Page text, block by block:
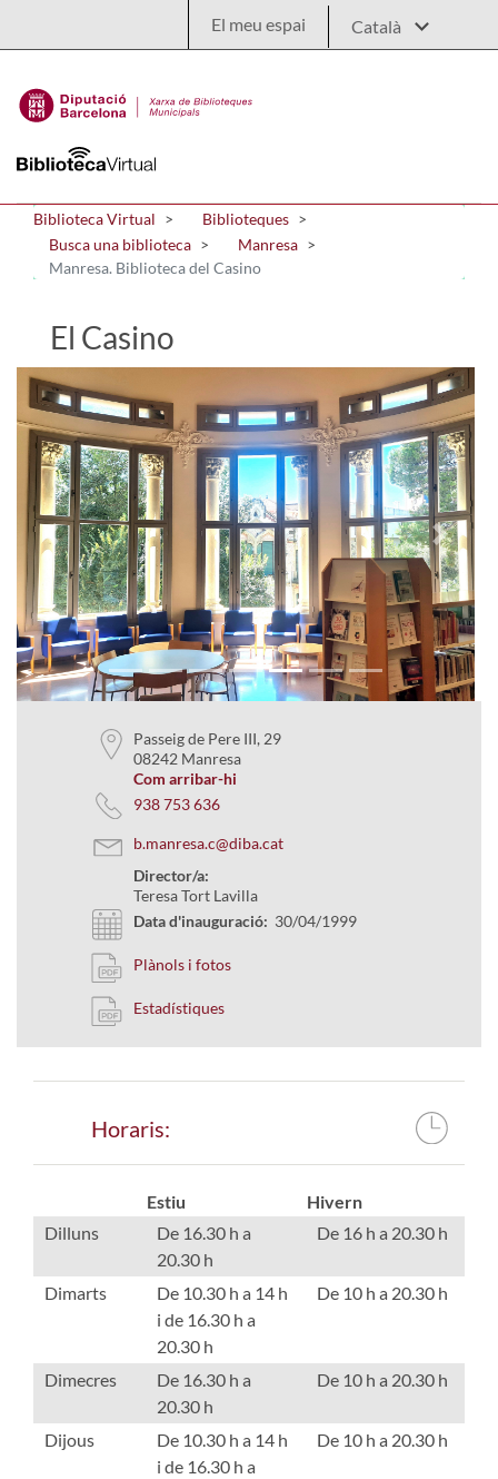
El meu espai
Biblioteca Virtual
Biblioteques
Busca una biblioteca
Manresa
Manresa. Biblioteca del Casino
El Casino
Previous Next
Passeig de Pere III, 29
08242 Manresa
Com arribar-hi
938 753 636
b.manresa.c@diba.cat
Director/a:
Teresa Tort Lavilla
Data d'inauguració: 30/04/1999
Plànols i fotos
Estadístiques
Horaris:
Estiu
Hivern
Dilluns
De 16.30 h a
20.30 h
De 16 h a 20.30 h
Dimarts
De 10.30 h a 14 h
i de 16.30 h a
20.30 h
De 10 h a 20.30 h
Dimecres
De 16.30 h a
20.30 h
De 10 h a 20.30 h
Dijous
De 10.30 h a 14 h
i de 16.30 h a
De 10 h a 20.30 h